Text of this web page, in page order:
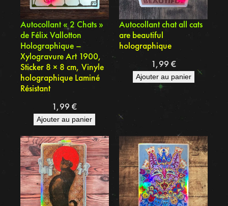
Autocollant « 2 Chats »
de Félix Vallotton
Holographique –
Xylogravure Art 1900,
Sticker 8 × 8 cm, Vinyle
holographique Laminé
Résistant
1,99€
Ajouter au panier
Autocollant chat all cats
are beautiful
holographique
1,99 €
Ajouter au panier